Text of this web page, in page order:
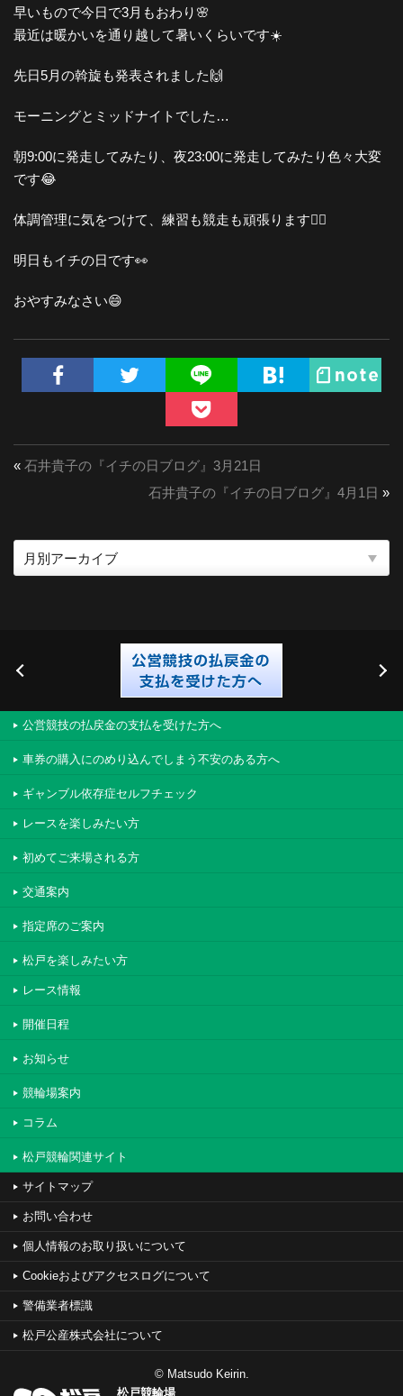
早いもので今日で3月もおわり🌸
最近は暖かいを通り越して暑いくらいです☀️
先日5月の斡旋も発表されました🙌
モーニングとミッドナイトでした…
朝9:00に発走してみたり、夜23:00に発走してみたり色々大変
です😂
体調管理に気をつけて、練習も競走も頑張ります🚴‍♂️
明日もイチの日です👀
おやすみなさい😄
« 石井貴子の『イチの日ブログ』3月21日
石井貴子の『イチの日ブログ』4月1日 »
公営競技の払戻金の支払を受けた方へ
車券の購入にのめり込んでしまう不安のある方へ
ギャンブル依存症セルフチェック
レースを楽しみたい方
初めてご来場される方
交通案内
指定席のご案内
松戸を楽しみたい方
レース情報
開催日程
お知らせ
競輪場案内
コラム
松戸競輪関連サイト
サイトマップ
お問い合わせ
個人情報のお取り扱いについて
Cookieおよびアクセスログについて
警備業者標識
松戸公産株式会社について
© Matsudo Keirin.
松戸競輪場